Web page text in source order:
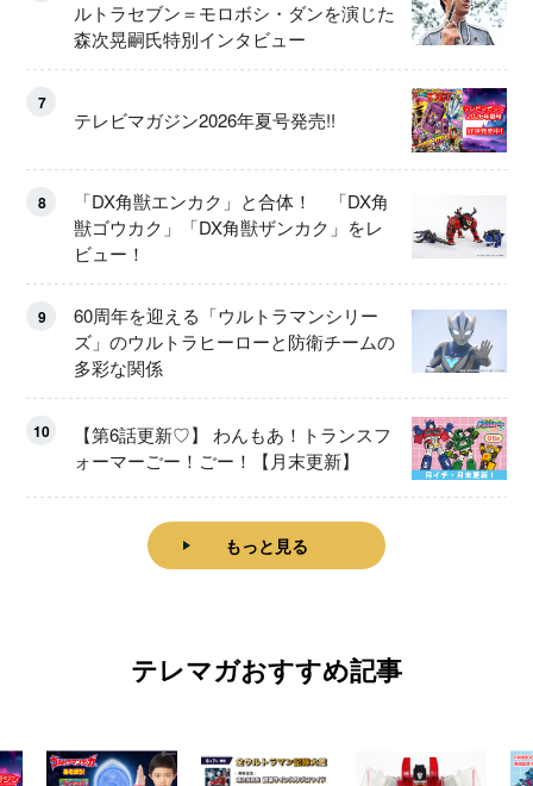
ルトラセブン＝モロボシ・ダンを演じた
森次晃嗣氏特別インタビュー
7
テレビマガジン2026年夏号発売!!
8
「DX角獣エンカク」と合体！ 「DX角
獣ゴウカク」「DX角獣ザンカク」をレ
ビュー！
9
60周年を迎える「ウルトラマンシリー
ズ」のウルトラヒーローと防衛チームの
多彩な関係
10
【第6話更新♡】 わんもあ！トランスフ
ォーマーごー！ごー！【月末更新】
もっと見る
テレマガおすすめ記事